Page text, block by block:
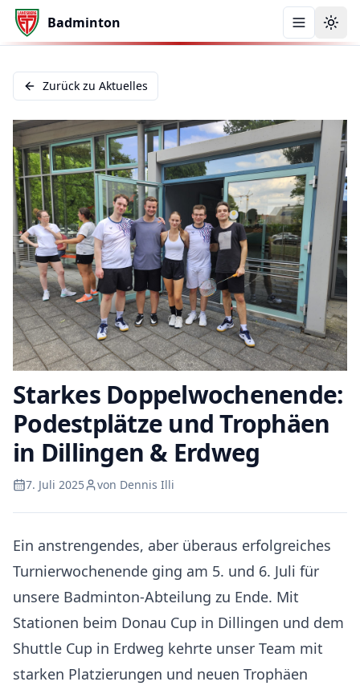
Badminton Menü
Zurück zu Aktuelles
Starkes Doppelwochenende:
Podestplätze und Trophäen
in Dillingen & Erdweg
7. Juli 2025 von Dennis Illi
Ein anstrengendes, aber überaus erfolgreiches
Turnierwochenende ging am 5. und 6. Juli für
unsere Badminton-Abteilung zu Ende. Mit
Stationen beim Donau Cup in Dillingen und dem
Shuttle Cup in Erdweg kehrte unser Team mit
starken Platzierungen und neuen Trophäen